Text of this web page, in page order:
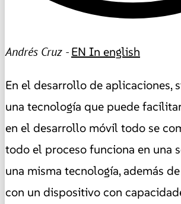
Andrés Cruz -EN In english
En el desarrollo de aplicaciones,
una tecnología que puede
en el desarrollo móvil todo se
todo el proceso funciona en una
una misma tecnología, además
con un dispositivo con